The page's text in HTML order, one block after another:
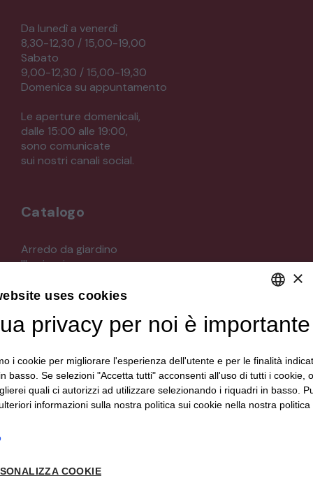
Da lunedì a venerdì
8,30-12,30 / 15,00-19,00
Sabato
9,00-12,30 / 15,00-19,30
Domenica su appuntamento
Le aperture domenicali,
dalle 15:00 alle 19:00,
sono comunicate
sui nostri canali social.
Catalogo
Arredo da giardino
Illuminazione
Mobili
Orologeria
Quadri stampe
Strumenti musicali e accessori
Tappeti e tessuti
Veicoli d'epoca
DEFAULT LANGUAGE
ITALIAN
×
uses cookies
privacy per noi è importante
i cookie per migliorare l'esperienza dell'utente e per le finalità
basso. Se selezioni "Accetta tutti" acconsenti all'uso di tutti i cookie,
quali ci autorizzi ad utilizzare selezionando i riquadri in basso.
informazioni sulla nostra politica sui cookie nella nostra politica
COOKIE